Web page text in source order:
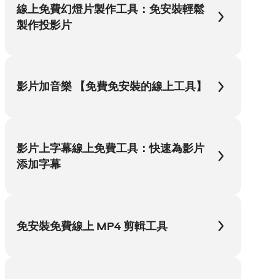
線上免費幻燈片製作工具：免安裝輕鬆
製作投影片
影片加音樂 【免費免安裝的線上工具】
影片上字幕線上免費工具：快速為影片
添加字幕
免安裝免費線上 MP4 剪輯工具